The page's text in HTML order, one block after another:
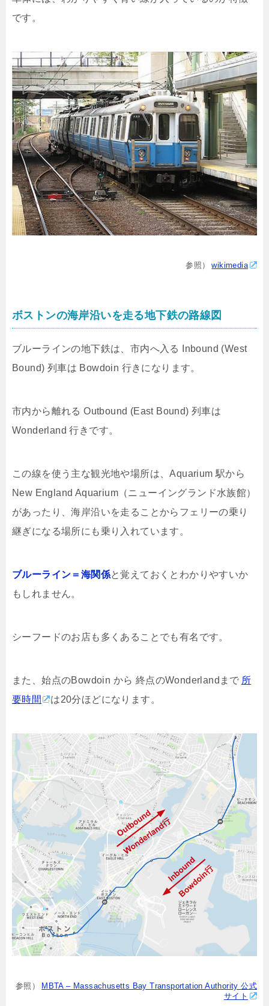
です。
参照） wikimedia
ボストンの海岸沿いを走る地下鉄の路線図
ブルーラインの地下鉄は、市内へ入る Inbound (West
Bound) 列車は Bowdoin 行きになります。
市内から離れる Outbound (East Bound) 列車は
Wonderland 行きです。
この線を使う主な観光地や場所は、Aquarium 駅から
New England Aquarium（ニューイングランド水族館）
があったり、海岸沿いを走ることからフェリーの乗り
継ぎになる場所にも乗り入れています。
ブルーライン＝海関係と覚えておくとわかりやすいか
もしれません。
シーフードのお店も多くあることでも有名です。
また、始点のBowdoin から 終点のWonderlandまで 所
要時間
は20分ほどになります。
参照）
MBTA – Massachusetts Bay Transportation Authority 公式
サイト